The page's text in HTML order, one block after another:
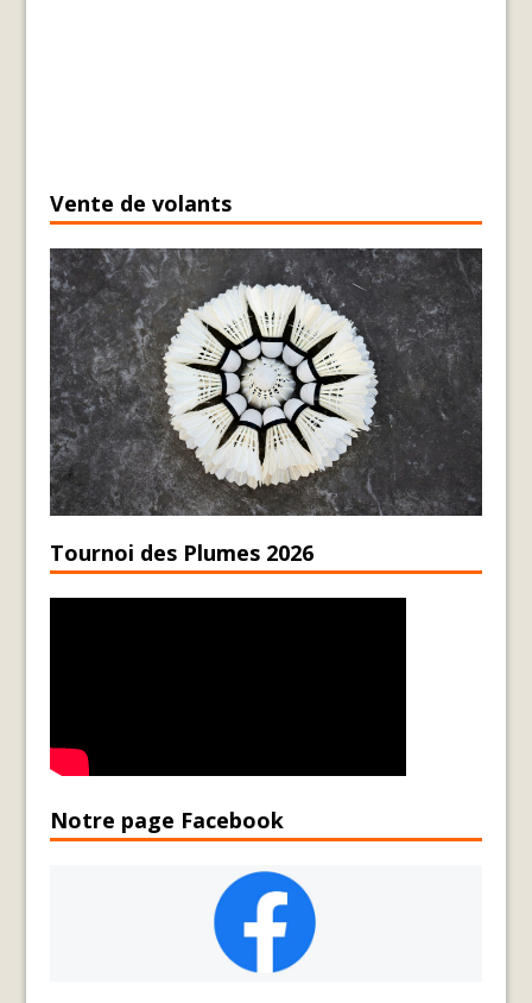
Vente de volants
Tournoi des Plumes 2026
Notre page Facebook